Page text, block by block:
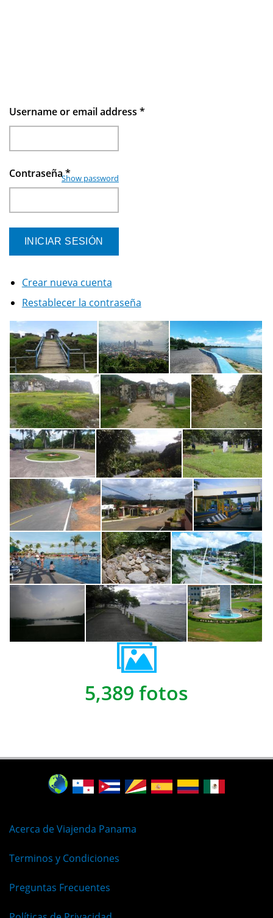
Username or email address *
Contraseña*
Show password
Crear nueva cuenta
Restablecer la contraseña
5,389 fotos
Acerca de Viajenda Panama
Terminos y Condiciones
Preguntas Frecuentes